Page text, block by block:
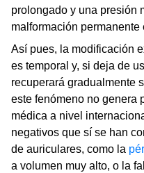
prolongado y una presión
malformación permanente
Así pues, la modificación
es temporal y, si deja de
recuperará gradualmente
este fenómeno no genera
médica a nivel
negativos que sí se han
de auriculares, como la
a volumen muy alto, o la